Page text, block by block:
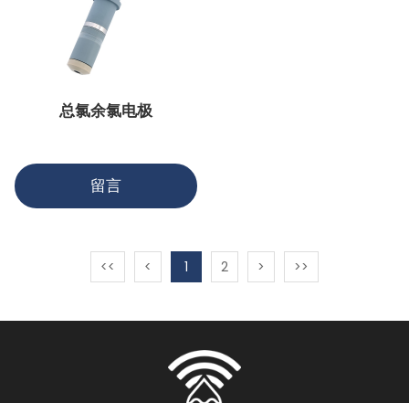
总氯余氯电极
留言
<< < 1 2 > >>